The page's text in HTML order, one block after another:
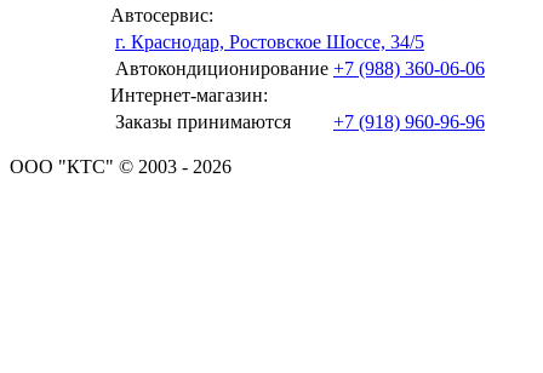
Автосервис:
г. Краснодар, Ростовское Шоссе, 34/5
Автокондиционирование +7 (988) 360-06-06
Интернет-магазин:
Заказы принимаются
+7 (918) 960-96-96
ООО "КТС" © 2003 - 2026